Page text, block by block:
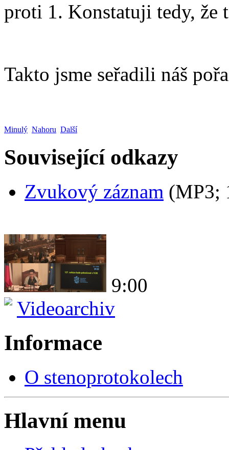
proti 1. Konstatuji tedy, že
Takto jsme seřadili náš
Minulý Nahoru Další
Související odkazy
Zvukový záznam (MP3;
9:00
Videoarchiv
Informace
O stenoprotokolech
Hlavní menu